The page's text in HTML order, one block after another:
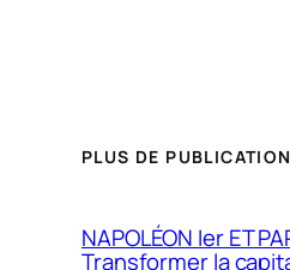
PLUS DE
NAPOLÉON Ier ET
Transformer la